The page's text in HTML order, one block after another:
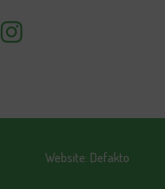
Website: Defakto